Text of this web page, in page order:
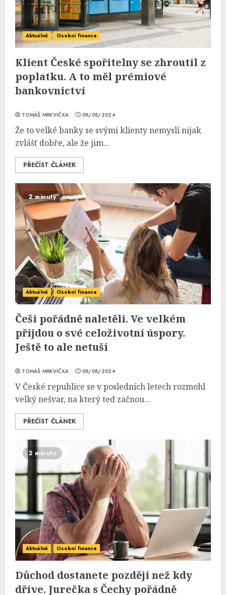
Aktuálně Osobní finance
Klient České spořitelny se zhroutil z
poplatku. A to měl prémiové
bankovnictví
TOMÁŠ MRKVIČKA 08/08/2024
Že to velké banky se svými klienty nemyslí nijak
zvlášť dobře, ale že jim...
PŘEČÍST ČLÁNEK
2 minuty
Aktuálně Osobní finance
Češi pořádně naletěli. Ve velkém
přijdou o své celoživotní úspory.
Ještě to ale netuší
TOMÁŠ MRKVIČKA 08/08/2024
V České republice se v posledních letech rozmohl
velký nešvar, na který teď začnou...
PŘEČÍST ČLÁNEK
2 minuty
Aktuálně Osobní finance
Důchod dostanete později než kdy
dříve. Jurečka s Čechy pořádně